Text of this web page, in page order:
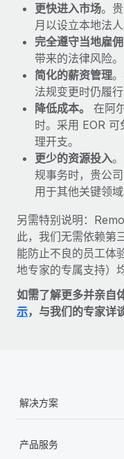
更快进入市场。
月以设立本地法人
完全遵守当地雇
带来的法律风险。
简化的薪资管理
法规变更时仍履
降低成本。
在阿
时。采用 EOR
理开支。
更少的资源投入
规事务时，贵公
用于其他关键领域
另需特别说明：
此，我们无需依赖第
能防止不良的员工体
地专家的专属支持）
如需了解更多并亲自
示，与我们的专家详谈
解决方案
产品服务